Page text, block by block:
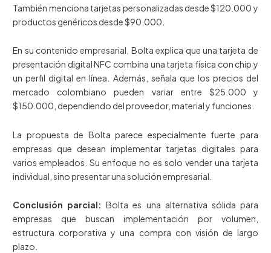
También menciona tarjetas personalizadas desde $120.000 y
productos genéricos desde $90.000.
En su contenido empresarial, Bolta explica que una tarjeta de
presentación digital NFC combina una tarjeta física con chip y
un perfil digital en línea. Además, señala que los precios del
mercado colombiano pueden variar entre $25.000 y
$150.000, dependiendo del proveedor, material y funciones.
La propuesta de Bolta parece especialmente fuerte para
empresas que desean implementar tarjetas digitales para
varios empleados. Su enfoque no es solo vender una tarjeta
individual, sino presentar una solución empresarial.
Conclusión parcial: Bolta es una alternativa sólida para
empresas que buscan implementación por volumen,
estructura corporativa y una compra con visión de largo
plazo.